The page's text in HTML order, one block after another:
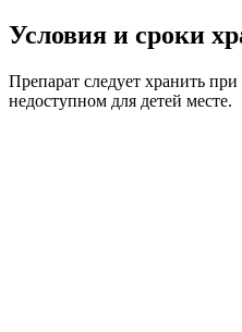
Условия и сроки
Препарат следует хранить
недоступном для детей месте.